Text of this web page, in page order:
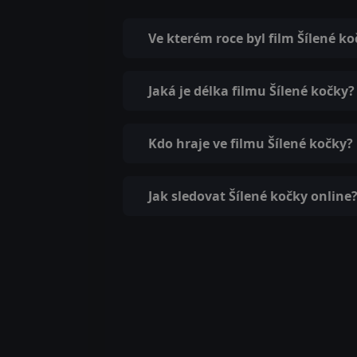
Ve kterém roce byl film Šílené
Jaká je délka filmu Šílené kočky?
Kdo hraje ve filmu Šílené kočky?
Jak sledovat Šílené kočky online?